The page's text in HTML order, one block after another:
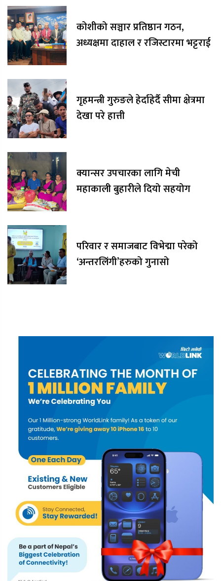
कोशीको सञ्चार प्रतिष्ठान गठन,
अध्यक्षमा दाहाल र रजिस्टारमा भट्टराई
गृहमन्त्री गुरुङले हेर्दाहेर्दै सीमा क्षेत्रमा
देखा परे हात्ती
क्यान्सर उपचारका लागि मेची
महाकाली बुहारीले दियो सहयोग
परिवार र समाजबाट विभेद्मा परेको
‘अन्तरलिंगी’हरुको गुनासो